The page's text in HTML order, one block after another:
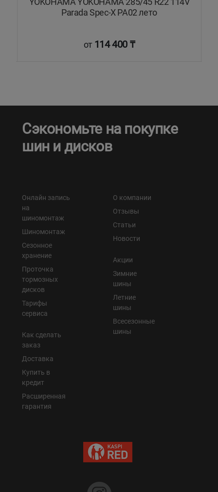
YOKOHAMA YOKOHAMA 285/45 R22 114V
Parada Spec-X PA02 лето
от 114 400 ₸
Сэкономьте на покупке
шин и дисков
Онлайн запись
на
шиномонтаж
Шиномонтаж
Сезонное
хранение
Проточка
тормозных
дисков
Тарифы
сервиса
Как сделать
заказ
Доставка
Купить в
кредит
Расширенная
гарантия
О компании
Отзывы
Статьи
Новости
Акции
Зимние
шины
Летние
шины
Всесезонные
шины